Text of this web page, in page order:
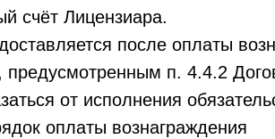
счёт Лицензиара.
после оплаты
п. 4.4.2
от исполнения
оплаты вознаграждения